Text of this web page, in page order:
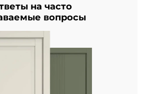
на часто
вопросы